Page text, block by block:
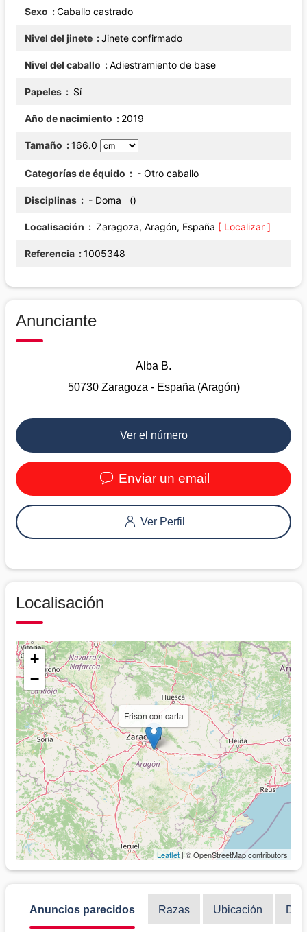
Sexo Caballo castrado
Nivel del jinete Jinete confirmado
Nivel del caballo Adiestramiento de base
Papeles Sí
Año de nacimiento 2019
Tamaño 166.0
Categorías de équido - Otro caballo
Disciplinas - Doma ()
Localisación Zaragoza, Aragón, España [ Localizar ]
Referencia 1005348
Anunciante
Alba B.
50730 Zaragoza - España (Aragón)
Ver el número
Enviar un email
Ver Perfil
Localisación
Frison con carta
+
−
Leaflet | © OpenStreetMap contributors
Anuncios parecidos Razas Ubicación